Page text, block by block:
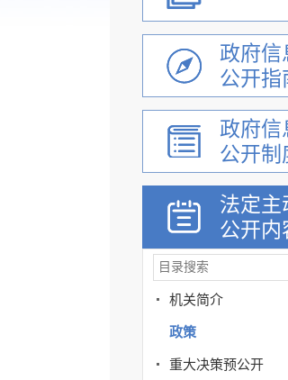
政府信
公开指
政府信
公开制
法定主
公开内
机关简介
政策
重大决策预公开